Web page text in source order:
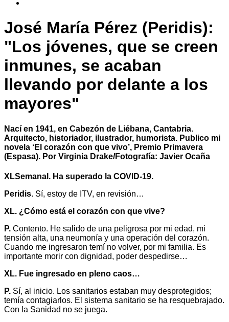
José María Pérez (Peridis):
"Los jóvenes, que se creen
inmunes, se acaban
llevando por delante a los
mayores"
Nací en 1941, en Cabezón de Liébana, Cantabria.
Arquitecto, historiador, ilustrador, humorista. Publico mi
novela ‘El corazón con que vivo’, Premio Primavera
(Espasa). Por Virginia Drake/Fotografía: Javier Ocaña
XLSemanal. Ha superado la COVID-19.
Peridis. Sí, estoy de ITV, en revisión…
XL. ¿Cómo está el corazón con que vive?
P. Contento. He salido de una peligrosa por mi edad, mi
tensión alta, una neumonía y una operación del corazón.
Cuando me ingresaron temí no volver, por mi familia. Es
importante morir con dignidad, poder despedirse…
XL. Fue ingresado en pleno caos…
P. Sí, al inicio. Los sanitarios estaban muy desprotegidos;
temía contagiarlos. El sistema sanitario se ha resquebrajado.
Con la Sanidad no se juega.